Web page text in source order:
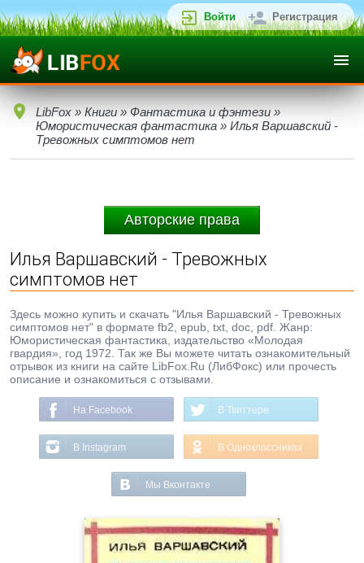
Войти Регистрация
LibFox » Книги » Фантастика и фэнтези »
Юмористическая фантастика » Илья Варшавский -
Тревожных симптомов нет
Авторские права
Илья Варшавский - Тревожных
симптомов нет
Здесь можно купить и скачать "Илья Варшавский - Тревожных
симптомов нет" в формате fb2, epub, txt, doc, pdf. Жанр:
Юмористическая фантастика, издательство «Молодая
гвардия», год 1972. Так же Вы можете читать ознакомительный
отрывок из книги на сайте LibFox.Ru (ЛибФокс) или прочесть
описание и ознакомиться с отзывами.
На Facebook В Твиттере
В Instagram В Одноклассниках
Мы Вконтакте